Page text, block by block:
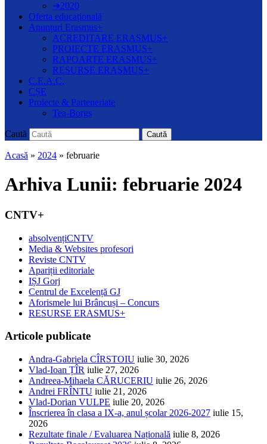
➔2020
Oferta educațională
Anunțuri Erasmus+
ACREDITARE ERASMUS+
PROIECTE ERASMUS+
RAPOARTE ERASMUS+
RESURSE ERASMUS+
C.E.A.C.
CȘE
Proiecte & Parteneriate
Tea-Borgs
Caută Caută
Acasă » 2024 » februarie
Arhiva Lunii: februarie 2024
CNTV+
absolvențiCNTV
Media & Websites profesori
Reviste CNTV
Apariții editoriale
IȘJ Gorj
Centrul de Excelență GJ
Aforismele lui Brâncuși – Concurs
RESURSE ERASMUS+
Articole publicate
Andra-Gabriela CÎRSTOIU iulie 30, 2026
Vlad-Ioan ȚÎR iulie 27, 2026
Andreea-Mihaela CĂRUCERIU iulie 26, 2026
Andrei FRÎNTU iulie 21, 2026
Vlad-Dorian VULPE iulie 20, 2026
Înscrierea în clasa a IX-a, anul școlar 2026-2027 iulie 15,
2026
Rezultate finale / Evaluarea Națională iulie 8, 2026